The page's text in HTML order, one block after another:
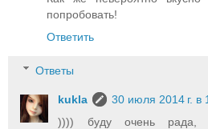
попробовать!
Ответить
Ответы
kukla
30 июля 2014 г. в
)))) буду очень рада,